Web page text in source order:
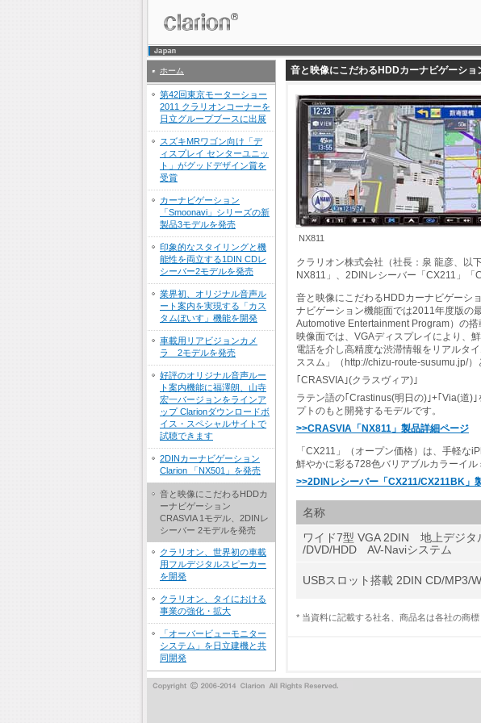
ホーム
第42回東京モーターショー
2011 クラリオンコーナーを
日立グループブースに出展
スズキMRワゴン向け「デ
ィスプレイ センターユニッ
ト」がグッドデザイン賞を
受賞
カーナビゲーション
「Smoonavi」シリーズの新
製品3モデルを発売
印象的なスタイリングと機
能性を両立する1DIN CDレ
シーバー2モデルを発売
業界初、オリジナル音声ル
ート案内を実現する「カス
タムぼいす」機能を開発
車載用リアビジョンカメ
ラ 2モデルを発売
好評のオリジナル音声ルー
ト案内機能に福澤朗、山寺
宏一バージョンをラインア
ップ Clarionダウンロードボ
イス・スペシャルサイトで
試聴できます
2DINカーナビゲーション
Clarion 「NX501」を発売
音と映像にこだわるHDDカ
ーナビゲーション
CRASVIA 1モデル、2DINレ
シーバー 2モデルを発売
クラリオン、世界初の車載
用フルデジタルスピーカー
を開発
クラリオン、タイにおける
事業の強化・拡大
「オーバービューモニター
システム」を日立建機と共
同開発
音と映像にこだわるHDDカーナビゲーシ
NX811
クラリオン株式会社（社長：泉 龍彦、
NX811」、2DINレシーバー「CX211」「
音と映像にこだわるHDDカーナビゲーシ
ナビゲーション機能面では2011年度版の
Automotive Entertainment Program）の
映像面では、VGAディスプレイにより、
電話を介し高精度な渋滞情報をリアルタ
ススム」（http://chizu-route-susumu.jp/
｢CRASVIA｣(クラスヴィア)｣
ラテン語の｢Crastinus(明日の)｣+｢Via(道)
プトのもと開発するモデルです。
>>CRASVIA「NX811」製品詳細ページ
「CX211」（オープン価格）は、手軽
鮮やかに彩る728色バリアブルカラーイ
>>2DINレシーバー「CX211/CX211BK」
名称
ワイド7型 VGA 2DIN 地上デジタ
/DVD/HDD AV-Naviシステム
USBスロット搭載 2DIN CD/MP3/
* 当資料に記載する社名、商品名は各社の商標